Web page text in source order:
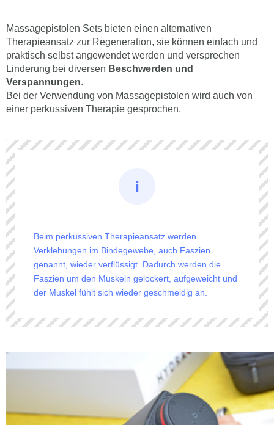
Massagepistolen Sets bieten einen alternativen
Therapieansatz zur Regeneration, sie können einfach und
praktisch selbst angewendet werden und versprechen
Linderung bei diversen Beschwerden und
Verspannungen.
Bei der Verwendung von Massagepistolen wird auch von
einer perkussiven Therapie gesprochen.
Beim perkussiven Therapieansatz werden
Verklebungen im Bindegewebe, auch Faszien
genannt, wieder verflüssigt. Dadurch werden die
Faszien um den Muskeln gelockert, aufgeweicht und
der Muskel fühlt sich wieder geschmeidig an.